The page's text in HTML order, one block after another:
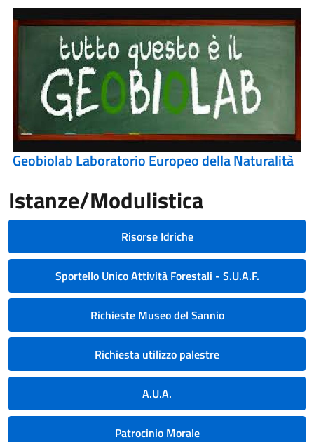
Geobiolab Laboratorio Europeo della Naturalità
Istanze/Modulistica
Risorse Idriche
Sportello Unico Attività Forestali - S.U.A.F.
Richieste Museo del Sannio
Richiesta utilizzo palestre
A.U.A.
Patrocinio Morale